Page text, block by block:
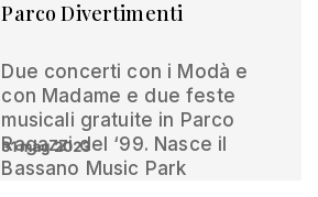
Parco Divertimenti
Due concerti con i Modà e
con Madame e due feste
musicali gratuite in Parco
Ragazzi del ‘99. Nasce il
Bassano Music Park
31 mag 2023